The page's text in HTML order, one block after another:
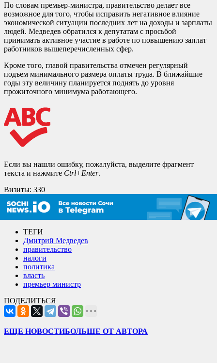
По словам премьер-министра, правительство делает все
возможное для того, чтобы исправить негативное влияние
экономической ситуации последних лет на доходы и зарплаты
людей. Медведев обратился к депутатам с просьбой
принимать активное участие в работе по повышению заплат
работников вышеперечисленных сфер.
Кроме того, главой правительства отмечен регулярный
подъем минимального размера оплаты труда. В ближайшие
годы эту величину планируется поднять до уровня
прожиточного минимума работающего.
Если вы нашли ошибку, пожалуйста, выделите фрагмент
текста и нажмите Ctrl+Enter.
Визиты: 330
ТЕГИ
Дмитрий Медведев
правительство
налоги
политика
власть
премьер министр
ПОДЕЛИТЬСЯ
ЕЩЕ НОВОСТИБОЛЬШЕ ОТ АВТОРА